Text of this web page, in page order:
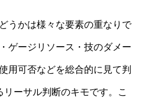
うかは様々な要素の重なりで
ゲージリソース・技のダメー
用可否などを総合的に見て判
ーサル判断のキモです。こ